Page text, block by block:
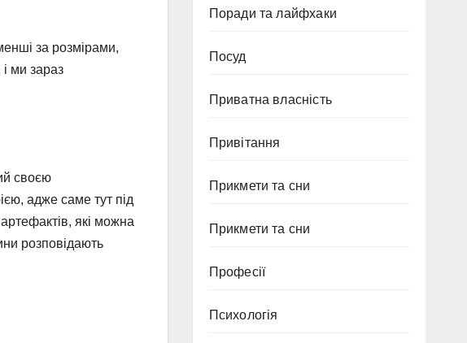
за розмірами,
ми зараз
своєю
адже саме тут під
які можна
розповідають
Поради та лайфхаки
Посуд
Приватна власність
Привітання
Прикмети та сни
Прикмети та сни
Професії
Психологія